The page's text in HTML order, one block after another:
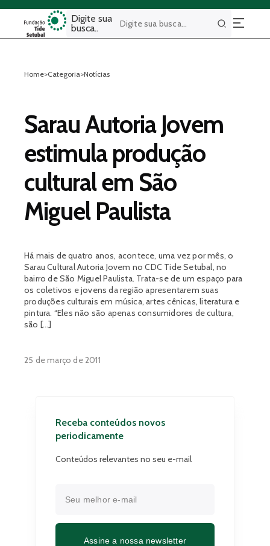
Digite sua
busca..
Buscar
Home>Categoria>Notícias
Sarau Autoria Jovem
estimula produção
cultural em São
Miguel Paulista
Há mais de quatro anos, acontece, uma vez por mês, o
Sarau Cultural Autoria Jovem no CDC Tide Setubal, no
bairro de São Miguel Paulista. Trata-se de um espaço para
os coletivos e jovens da região apresentarem suas
produções culturais em música, artes cênicas, literatura e
pintura. “Eles não são apenas consumidores de cultura,
são […]
25 de março de 2011
Receba conteúdos novos
periodicamente
Conteúdos relevantes no seu e-mail
Assine a nossa newsletter